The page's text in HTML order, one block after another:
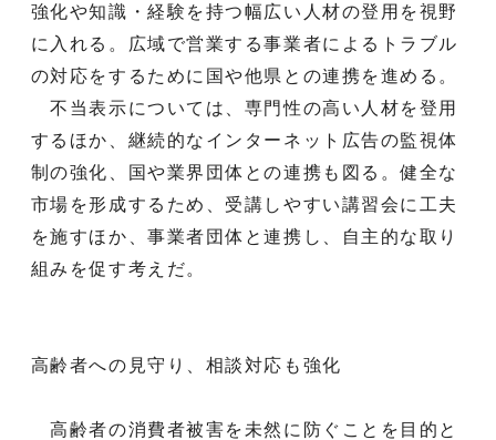
強化や知識・経験を持つ幅広い人材の登用を視野
に入れる。広域で営業する事業者によるトラブル
の対応をするために国や他県との連携を進める。
不当表示については、専門性の高い人材を登用
するほか、継続的なインターネット広告の監視体
制の強化、国や業界団体との連携も図る。健全な
市場を形成するため、受講しやすい講習会に工夫
を施すほか、事業者団体と連携し、自主的な取り
組みを促す考えだ。
高齢者への見守り、相談対応も強化
高齢者の消費者被害を未然に防ぐことを目的と